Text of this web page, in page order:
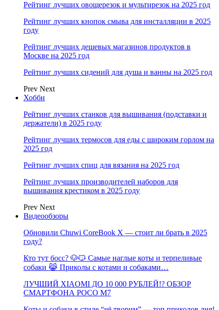
Рейтинг лучших овощерезок и мультирезок на 2025 год
Рейтинг лучших кнопок смыва для инсталляции в 2025
году
Рейтинг лучших дешевых магазинов продуктов в
Москве на 2025 год
Рейтинг лучших сидений для душа и ванны на 2025 год
Prev Next
Хобби
Рейтинг лучших станков для вышивания (подставки и
держатели) в 2025 году
Рейтинг лучших термосов для еды с широким горлом на
2025 год
Рейтинг лучших спиц для вязания на 2025 год
Рейтинг лучших производителей наборов для
вышивания крестиком в 2025 году
Prev Next
Видеообзоры
Обновили Chuwi CoreBook X — стоит ли брать в 2025
году?
Кто тут босс? 🐶😼 Самые наглые коты и терпеливые
собаки 😹 Приколы с котами и собаками…
ЛУЧШИЙ XIAOMI ДО 10 000 РУБЛЕЙ!? ОБЗОР
СМАРТФОНА POCO M7